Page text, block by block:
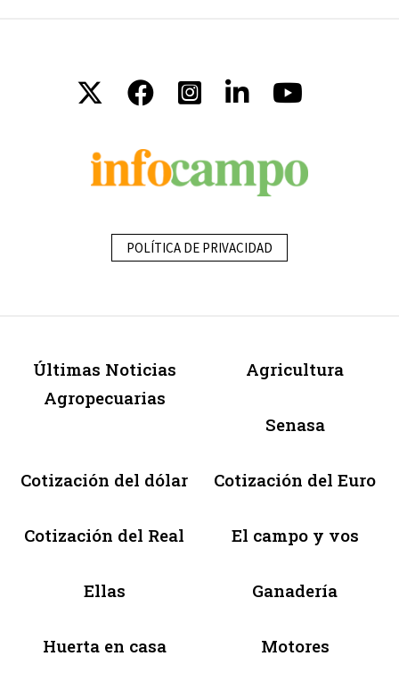
POLÍTICA DE PRIVACIDAD
Últimas Noticias
Agropecuarias
Agricultura
Senasa
Cotización del dólar Cotización del Euro
Cotización del Real El campo y vos
Ellas Ganadería
Huerta en casa Motores